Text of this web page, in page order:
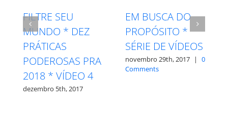
A IMPORTÂNCIA
DO ELOGIO *
DEZ PRÁTICAS
PODEROSAS PRA
2018 * VÍDEO 2
novembro 22nd, 2017
ELIMINE AS
RECLAMAÇÕES *